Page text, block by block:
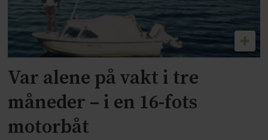
Var alene på vakt i tre
måneder – i en 16-fots
motorbåt